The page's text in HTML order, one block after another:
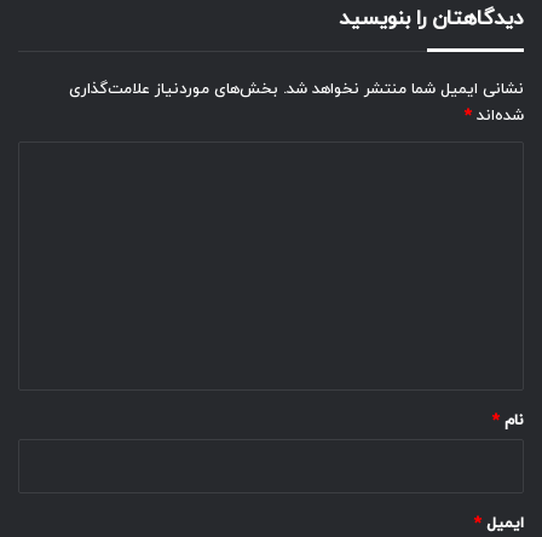
دیدگاهتان را بنویسید
نشانی ایمیل شما منتشر نخواهد شد. بخش‌های موردنیاز علامت‌گذاری
شده‌اند *
نام *
ایمیل *